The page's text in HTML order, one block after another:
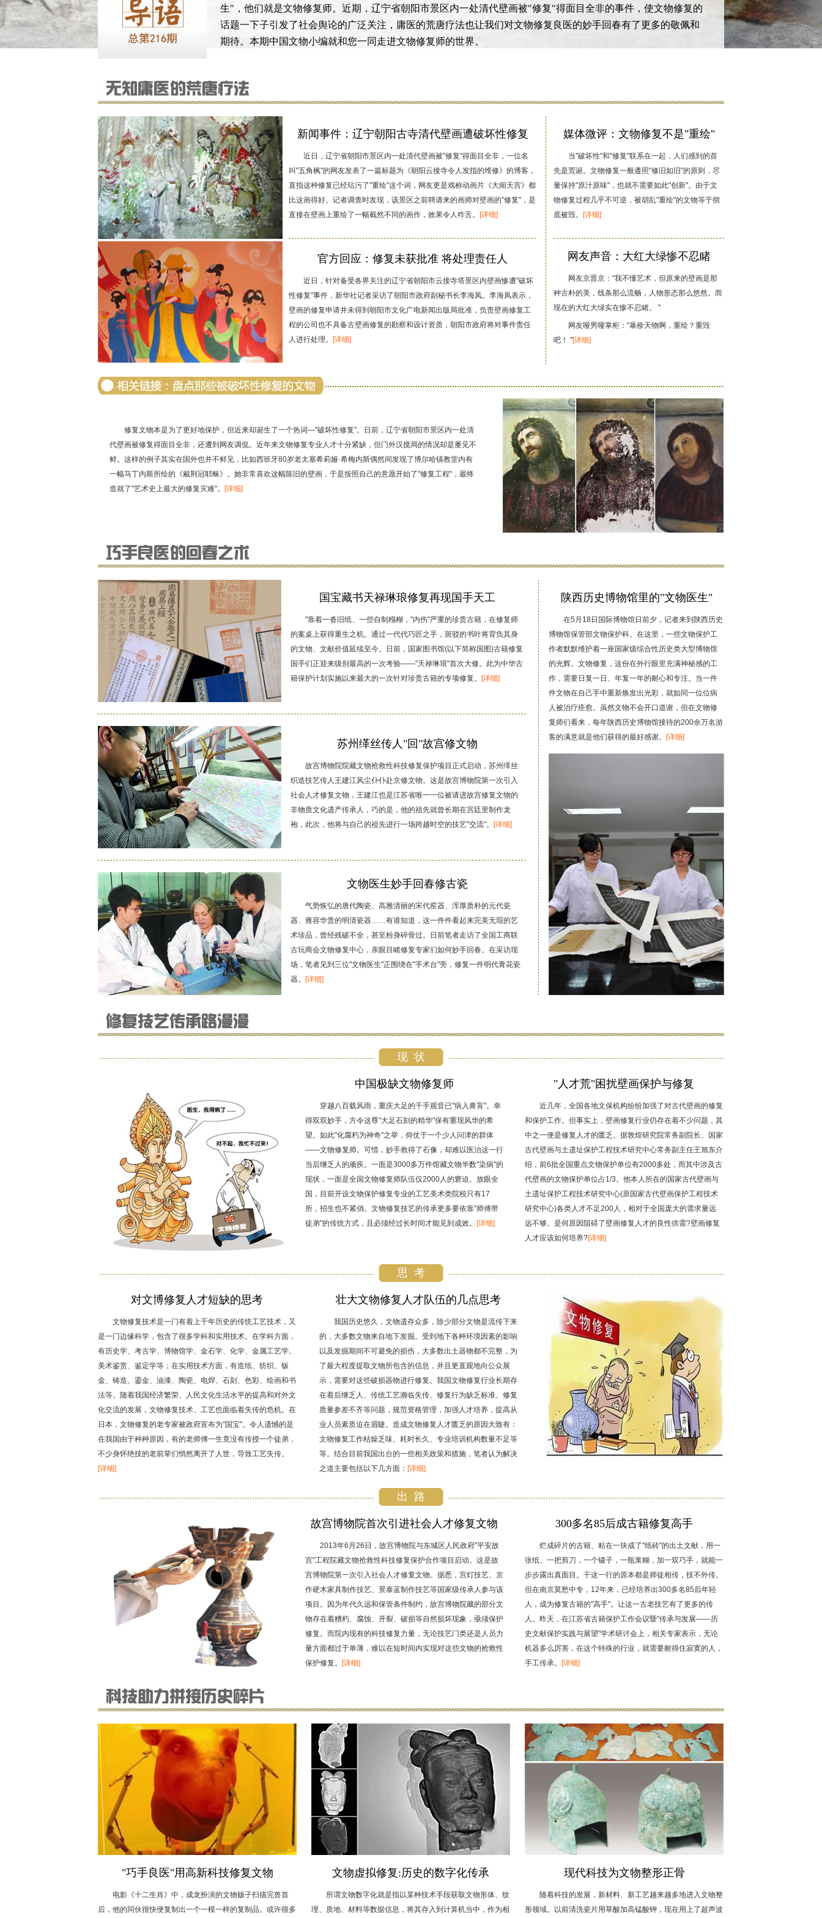
生"，他们就是文物修复师。近期，辽宁省朝阳市景区内一处清代壁画被"修复"得面目全非的事件，使文物修复的
话题一下子引发了社会舆论的广泛关注，庸医的荒唐疗法也让我们对文物修复良医的妙手回春有了更多的敬佩和
期待。本期中国文物小编就和您一同走进文物修复师的世界。
新闻事件：辽宁朝阳古寺清代壁画遭破坏性修复
近日，辽宁省朝阳市景区内一处清代壁画被"修复"得面目全非，一位名
叫"五角枫"的网友发表了一篇标题为《朝阳云接寺令人发指的维修》的博客，
直指这种修复已经玷污了"重绘"这个词，网友更是戏称动画片《大闹天宫》都
比这画得好。记者调查时发现，该景区之前聘请来的画师对壁画的"修复"，是
直接在壁画上重绘了一幅截然不同的画作，效果令人咋舌。 [详细]
官方回应：修复未获批准 将处理责任人
近日，针对备受各界关注的辽宁省朝阳市云接寺塔景区内壁画惨遭"破坏
性修复"事件，新华社记者采访了朝阳市政府副秘书长李海凤。李海凤表示，
壁画的修复申请并未得到朝阳市文化广电新闻出版局批准，负责壁画修复工
程的公司也不具备古壁画修复的勘察和设计资质，朝阳市政府将对事件责任
人进行处理。 [详细]
媒体微评：文物修复不是"重绘"
当"破坏性"和"修复"联系在一起，人们感到的首
先是荒诞。文物修复一般遵照"修旧如旧"的原则，尽
量保持"原汁原味"，也就不需要如此"创新"。由于文
物修复过程几乎不可逆，被胡乱"重绘"的文物等于彻
底被毁。 [详细]
网友声音：大红大绿惨不忍睹
网友京晋京："我不懂艺术，但原来的壁画是那
种古朴的美，线条那么流畅，人物形态那么悠然。而
现在的大红大绿实在惨不忍睹。 "
网友哑男哑掌柜："暴殄天物啊，重绘？重毁
吧！ "[详细]
修复文物本是为了更好地保护，但近来却诞生了一个热词—"破坏性修复"。日前，辽宁省朝阳市景区内一处清
代壁画被修复得面目全非，还遭到网友调侃。近年来文物修复专业人才十分紧缺，但门外汉搅局的情况却是屡见不
鲜。这样的例子其实在国外也并不鲜见，比如西班牙80岁老太塞希莉娅·希梅内斯偶然间发现了博尔哈镇教堂内有
一幅马丁内斯所绘的《戴荆冠耶稣》。她非常喜欢这幅陈旧的壁画，于是按照自己的意愿开始了"修复工程"，最终
造就了"艺术史上最大的修复灾难"。 [详细]
国宝藏书天禄琳琅修复再现国手天工
"靠着一沓旧纸、一些自制糨糊，"内伤"严重的珍贵古籍，在修复师
的案桌上获得重生之机。通过一代代巧匠之手，斑驳的书叶将背负其身
的文物、文献价值延续至今。日前，国家图书馆(以下简称国图)古籍修复
国手们正迎来级别最高的一次考验——"天禄琳琅"首次大修。此为中华古
籍保护计划实施以来最大的一次针对珍贵古籍的专项修复。 [详细]
苏州缂丝传人"回"故宫修文物
故宫博物院院藏文物抢救性科技修复保护项目正式启动，苏州缂丝
织造技艺传人王建江风尘仆仆赴京修文物。这是故宫博物院第一次引入
社会人才修复文物，王建江也是江苏省唯一一位被请进故宫修复文物的
非物质文化遗产传承人，巧的是，他的祖先就曾长期在宫廷里制作龙
袍，此次，他将与自己的祖先进行一场跨越时空的技艺"交流"。 [详细]
文物医生妙手回春修古瓷
气势恢弘的唐代陶瓷、高雅清丽的宋代窑器、浑厚质朴的元代瓷
器、雍容华贵的明清瓷器……有谁知道，这一件件看起来完美无瑕的艺
术珍品，曾经残破不全，甚至粉身碎骨过。日前笔者走访了全国工商联
古玩商会文物修复中心，亲眼目睹修复专家们如何妙手回春。在采访现
场，笔者见到三位"文物医生"正围绕在"手术台"旁，修复一件明代青花瓷
器。 [详细]
陕西历史博物馆里的"文物医生"
在5月18日国际博物馆日前夕，记者来到陕西历史
博物馆保管部文物保护科。在这里，一些文物保护工
作者默默维护着一座国家级综合性历史类大型博物馆
的光辉。文物修复，这份在外行眼里充满神秘感的工
作，需要日复一日、年复一年的耐心和专注。当一件
件文物在自己手中重新焕发出光彩，就如同一位位病
人被治疗痊愈。虽然文物不会开口道谢，但在文物修
复师们看来，每年陕西历史博物馆接待的200余万名游
客的满意就是他们获得的最好感谢。 [详细]
现 状
中国极缺文物修复师
穿越八百载风雨，重庆大足的千手观音已"病入膏肓"。幸
得双双妙手，方令这尊"大足石刻的精华"保有重现风华的希
望。如此"化腐朽为神奇"之举，仰仗于一个少人问津的群体
——文物修复师。可惜，妙手救得了石像，却难以医治这一行
当后继乏人的顽疾。一面是3000多万件馆藏文物半数"染病"的
现状，一面是全国文物修复师队伍仅2000人的窘迫。放眼全
国，目前开设文物保护修复专业的工艺美术类院校只有17
所，招生也不紧俏。文物修复技艺的传承更多要依靠"师傅带
徒弟"的传统方式，且必须经过长时间才能见到成效。 [详细]
"人才荒"困扰壁画保护与修复
近几年，全国各地文保机构纷纷加强了对古代壁画的修复
和保护工作。但事实上，壁画修复行业仍存在着不少问题，其
中之一便是修复人才的匮乏。据敦煌研究院常务副院长、国家
古代壁画与土遗址保护工程技术研究中心常务副主任王旭东介
绍，前6批全国重点文物保护单位有2000多处，而其中涉及古
代壁画的文物保护单位占1/3。他本人所在的国家古代壁画与
土遗址保护工程技术研究中心(原国家古代壁画保护工程技术
研究中心)各类人才不足200人，相对于全国庞大的需求量远
远不够。是何原因阻碍了壁画修复人才的良性供需?壁画修复
人才应该如何培养?[详细]
思 考
对文博修复人才短缺的思考
文物修复技术是一门有着上千年历史的传统工艺技术，又
是一门边缘科学，包含了很多学科和实用技术。在学科方面，
有历史学、考古学、博物馆学、金石学、化学、金属工艺学、
美术鉴赏、鉴定学等；在实用技术方面，有造纸、纺织、钣
金、铸造、鎏金、油漆、陶瓷、电焊、石刻、色彩、绘画和书
法等。随着我国经济繁荣、人民文化生活水平的提高和对外文
化交流的发展，文物修复技术、工艺也面临着失传的危机。在
日本，文物修复的老专家被政府宣布为"国宝"。令人遗憾的是
在我国由于种种原因，有的老师傅一生竟没有传授一个徒弟，
不少身怀绝技的老前辈们悄然离开了人世，导致工艺失传。
[详细]
壮大文物修复人才队伍的几点思考
我国历史悠久，文物遗存众多，除少部分文物是流传下来
的，大多数文物来自地下发掘。受到地下各种环境因素的影响
以及发掘期间不可避免的损伤，大多数出土器物都不完整，为
了最大程度提取文物所包含的信息，并且更直观地向公众展
示，需要对这些破损器物进行修复。我国文物修复行业长期存
在着后继乏人、传统工艺濒临失传、修复行为缺乏标准、修复
质量参差不齐等问题，规范资格管理，加强人才培养，提高从
业人员素质迫在眉睫。造成文物修复人才匮乏的原因大致有：
文物修复工作枯燥乏味、耗时长久、专业培训机构数量不足等
等。结合目前我国出台的一些相关政策和措施，笔者认为解决
之道主要包括以下几方面： [详细]
出 路
故宫博物院首次引进社会人才修复文物
2013年6月26日，故宫博物院与东城区人民政府"平安故
宫"工程院藏文物抢救性科技修复保护合作项目启动。这是故
宫博物院第一次引入社会人才修复文物。据悉，宫灯技艺、京
作硬木家具制作技艺、景泰蓝制作技艺等国家级传承人参与该
项目。因为年代久远和保管条件制约，故宫博物院藏的部分文
物存在着糟朽、腐蚀、开裂、破损等自然损坏现象，亟须保护
修复。而院内现有的科技修复力量，无论技艺门类还是人员力
量方面都过于单薄，难以在短时间内实现对这些文物的抢救性
保护修复。 [详细]
300多名85后成古籍修复高手
烂成碎片的古籍、粘在一块成了"纸砖"的出土文献，用一
张纸、一把剪刀，一个镊子，一瓶浆糊，加一双巧手，就能一
步步露出真面目。干这一行的原本都是师徒相传，技不外传。
但在南京莫愁中专，12年来，已经培养出300多名85后年轻
人，成为修复古籍的"高手"。让这一古老技艺有了更多的传
人。昨天，在江苏省古籍保护工作会议暨"传承与发展——历
史文献保护实践与展望"学术研讨会上，相关专家表示，无论
机器多么厉害，在这个特殊的行业，就需要耐得住寂寞的人，
手工传承。 [详细]
"巧手良医"用高新科技修复文物
电影《十二生肖》中，成龙扮演的文物贩子扫描完兽首
后，他的同伙很快便复制出一个一模一样的复制品。或许很多
文物虚拟修复:历史的数字化传承
所谓文物数字化就是指以某种技术手段获取文物形体、纹
理、质地、材料等数据信息，将其存入到计算机当中，作为相
现代科技为文物整形正骨
随着科技的发展，新材料、新工艺越来越多地进入文物整
形领域。以前清洗瓷片用草酸加高锰酸钾，现在用上了超声波